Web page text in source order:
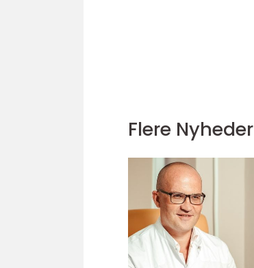
Flere Nyheder